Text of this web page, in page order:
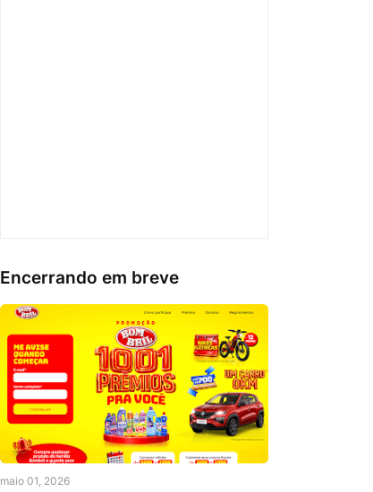
Encerrando em breve
maio 01, 2026